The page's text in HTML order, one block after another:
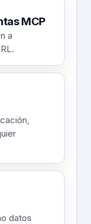
MCP
a
datos